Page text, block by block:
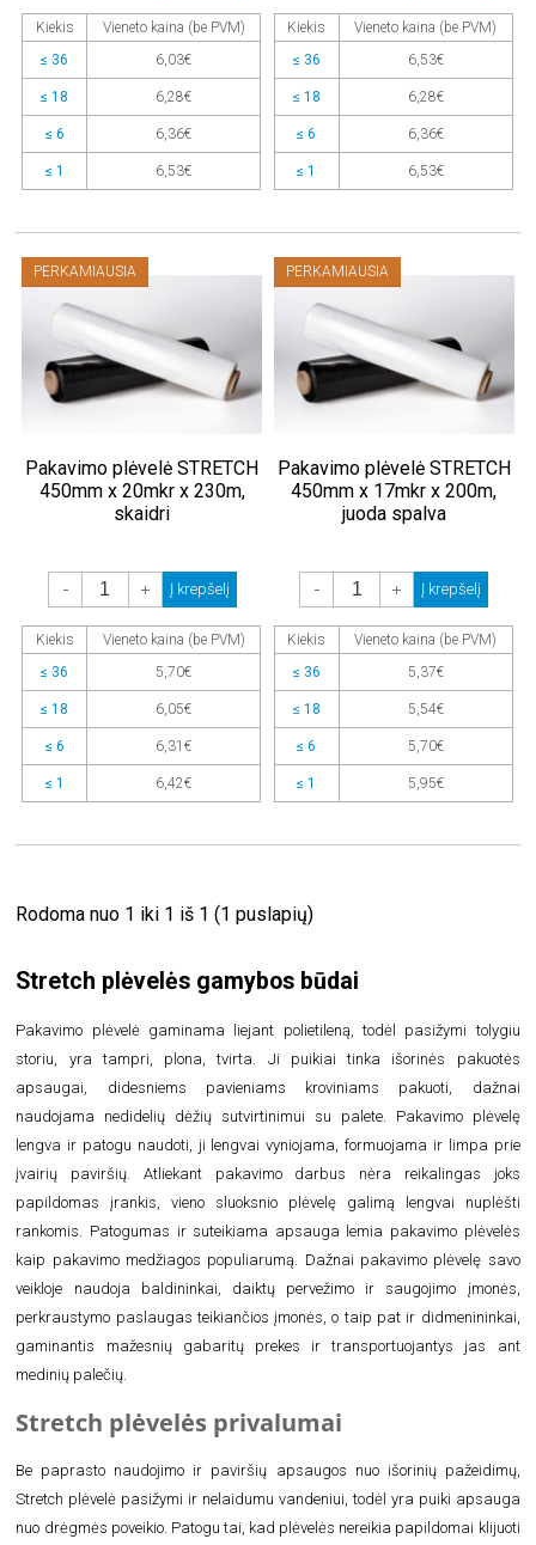
Kiekis
Vieneto kaina (be PVM)
≤ 36
6,03€
≤ 18 6,28€
≤ 6 6,36€
≤ 1 6,53€
Kiekis
Vieneto kaina (be PVM)
≤ 36
6,53€
≤ 18 6,28€
≤ 6 6,36€
≤ 1 6,53€
PERKAMIAUSIA
Pakavimo plėvelė STRETCH
450mm x 20mkr x 230m,
skaidri
+ Į krepšelį
Kiekis
Vieneto kaina (be PVM)
≤ 36
5,70€
≤ 18 6,05€
≤ 6 6,31€
≤ 1 6,42€
PERKAMIAUSIA
Pakavimo plėvelė STRETCH
450mm x 17mkr x 200m,
juoda spalva
+ Į krepšelį
Kiekis
Vieneto kaina (be PVM)
≤ 36
5,37€
≤ 18 5,54€
≤ 6 5,70€
≤ 1 5,95€
Rodoma nuo 1 iki 1 iš 1 (1 puslapių)
Stretch plėvelės gamybos būdai
Pakavimo plėvelė gaminama liejant polietileną, todėl pasižymi tolygiu
storiu, yra tampri, plona, tvirta. Ji puikiai tinka išorinės pakuotės
apsaugai, didesniems pavieniams kroviniams pakuoti, dažnai
naudojama nedidelių dėžių sutvirtinimui su palete. Pakavimo plėvelę
lengva ir patogu naudoti, ji lengvai vyniojama, formuojama ir limpa prie
įvairių paviršių. Atliekant pakavimo darbus nėra reikalingas joks
papildomas įrankis, vieno sluoksnio plėvelę galimą lengvai nuplėšti
rankomis. Patogumas ir suteikiama apsauga lemia pakavimo plėvelės
kaip pakavimo medžiagos populiarumą. Dažnai pakavimo plėvelę savo
veikloje naudoja baldininkai, daiktų pervežimo ir saugojimo įmonės,
perkraustymo paslaugas teikiančios įmonės, o taip pat ir didmenininkai,
gaminantis mažesnių gabaritų prekes ir transportuojantys jas ant
medinių palečių.
Stretch plėvelės privalumai
Be paprasto naudojimo ir paviršių apsaugos nuo išorinių pažeidimų,
Stretch plėvelė pasižymi ir nelaidumu vandeniui, todėl yra puiki apsauga
nuo drėgmės poveikio. Patogu tai, kad plėvelės nereikia papildomai klijuoti